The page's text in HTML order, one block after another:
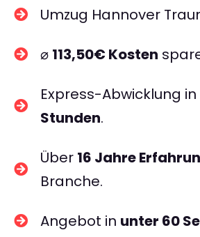
Umzug Hannover
⌀ 113,50€ Kosten
Express-Abwicklung in
Stunden.
Über 16 Jahre
Branche.
Angebot in unter 60